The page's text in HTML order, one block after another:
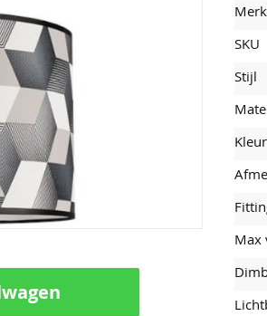
Merk
SKU
Stijl
Kleur
Max